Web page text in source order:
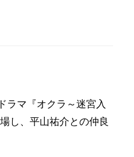
ラマ『オクラ～迷宮入
し、平山祐介との仲良